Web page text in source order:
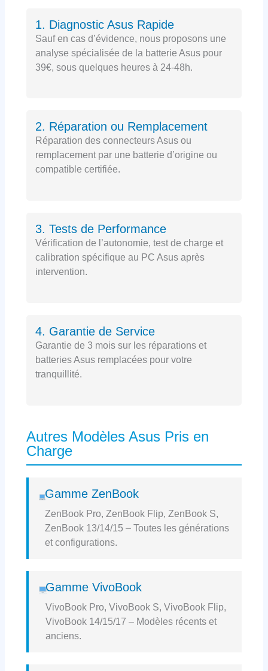
1. Diagnostic Asus Rapide
Sauf en cas d’évidence, nous proposons une
analyse spécialisée de la batterie Asus pour
39€, sous quelques heures à 24-48h.
2. Réparation ou Remplacement
Réparation des connecteurs Asus ou
remplacement par une batterie d’origine ou
compatible certifiée.
3. Tests de Performance
Vérification de l’autonomie, test de charge et
calibration spécifique au PC Asus après
intervention.
4. Garantie de Service
Garantie de 3 mois sur les réparations et
batteries Asus remplacées pour votre
tranquillité.
Autres Modèles Asus Pris en
Charge
Gamme ZenBook
ZenBook Pro, ZenBook Flip, ZenBook S,
ZenBook 13/14/15 – Toutes les générations
et configurations.
Gamme VivoBook
VivoBook Pro, VivoBook S, VivoBook Flip,
VivoBook 14/15/17 – Modèles récents et
anciens.